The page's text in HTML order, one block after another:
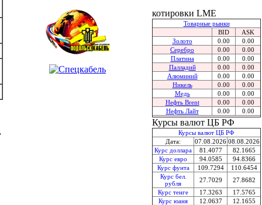
котировки LME
Товарные рынки
BID
ASK
Золото
0.00
0.00
Серебро
0.00
0.00
Платина
0.00
0.00
Палладий
0.00
0.00
Алюминий
0.00
0.00
Никель
0.00
0.00
Медь
0.00
0.00
Нефть Brent
0.00
0.00
Нефть Лайт
0.00 0.00
Курсы валют ЦБ РФ
Курсы валют ЦБ РФ
Дата:
07.08.2026 08.08.2026
Курс доллара
81.4077
82.1665
Курс евро
94.0585
94.8366
Курс фунта
109.7294
110.6454
Курс бел.
рубля
27.7029
27.8682
Курс тенге
17.3263
17.5765
Курс юаня
12.0637
12.1655